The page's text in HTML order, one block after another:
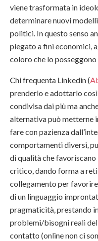
viene trasformata in
determinare nuovi
politici. In questo senso
piegato a fini economici,
coloro che lo
Chi frequenta Linkedin (
prenderlo e adottarlo così
condivisa dai più ma
alternativa può metterne
fare con pazienza
comportamenti diversi,
di qualità che favoriscano
critico, dando forma a
collegamento per
di un linguaggio
pragmaticità, prestando
problemi/bisogni reali
contatto (online non ci